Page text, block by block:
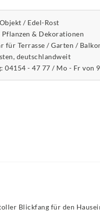
/ Edel-Rost
& Dekorationen
für Terrasse / Garten /
deutschlandweit
04154 - 47 77 / Mo - Fr von
Blickfang für den